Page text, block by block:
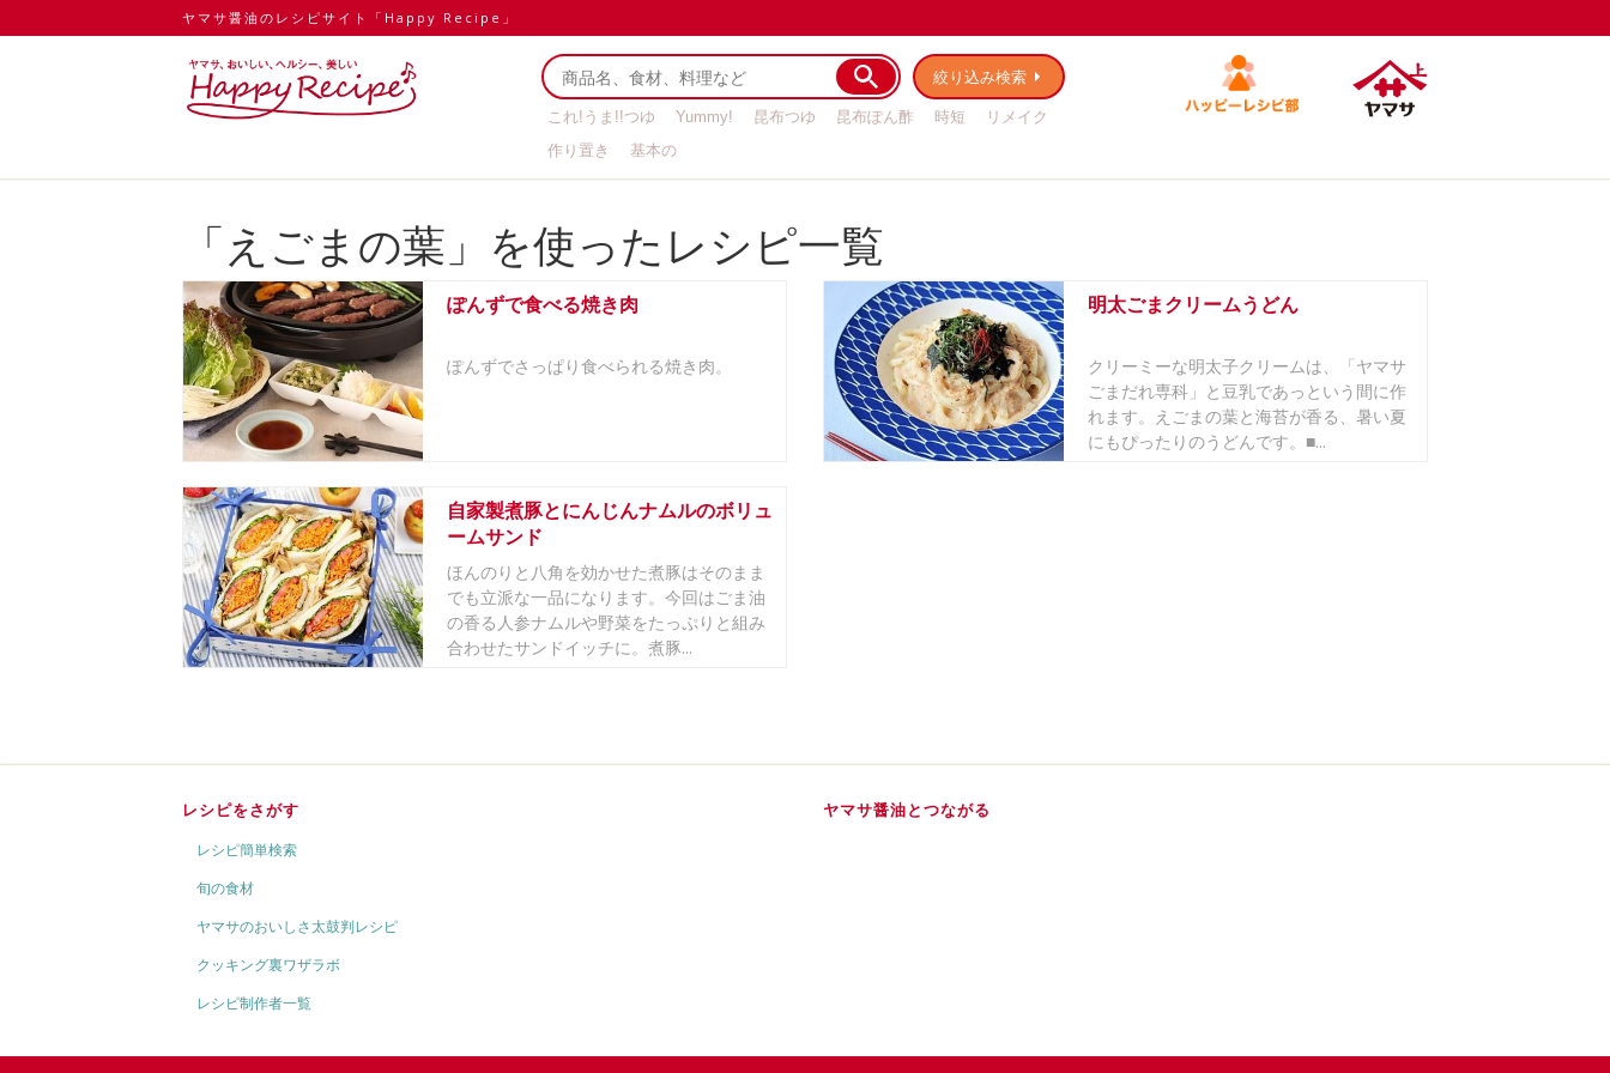
ヤマサ醤油のレシピサイト「Happy Recipe」
絞り込み検索
これ!うま!!つゆ Yummy! 昆布つゆ 昆布ぽん酢 時短
リメイク
作り置き
基本の
「えごまの葉」を使ったレシピ一覧
ぽんずで食べる焼き肉
ぽんずでさっぱり食べられる焼き肉。
明太ごまクリームうどん
クリーミーな明太子クリームは、「ヤマサ
ごまだれ専科」と豆乳であっという間に作
れます。えごまの葉と海苔が香る、暑い夏
にもぴったりのうどんです。■...
自家製煮豚とにんじんナムルのボリュ
ームサンド
ほんのりと八角を効かせた煮豚はそのまま
でも立派な一品になります。今回はごま油
の香る人参ナムルや野菜をたっぷりと組み
合わせたサンドイッチに。煮豚...
レシピをさがす
レシピ簡単検索
旬の食材
ヤマサのおいしさ太鼓判レシピ
クッキング裏ワザラボ
レシピ制作者一覧
ヤマサ醤油とつながる